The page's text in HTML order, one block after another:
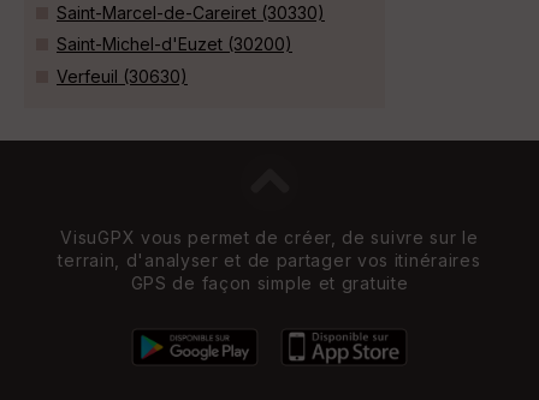
Saint-Marcel-de-Careiret (30330)
Saint-Michel-d'Euzet (30200)
Verfeuil (30630)
VisuGPX vous permet de créer, de suivre sur le
terrain, d'analyser et de partager vos itinéraires
GPS de façon simple et gratuite